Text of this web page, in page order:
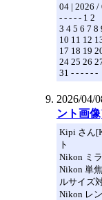
04 | 2026 /
- - - - - 1 2
3 4 5 6 7 8
10 11 12
17 18 19
24 25 26
31 - - - - - -
2026/04/
ント画
Kipi さん
ト
Nikon ミ
Nikon 単
ルサイズ
Nikon レ